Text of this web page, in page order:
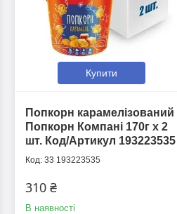
Купити
Попкорн карамелізований
Попкорн Компані 170г х 2
шт. Код/Артикул 193223535
33 193223535
310 ₴
В наявності